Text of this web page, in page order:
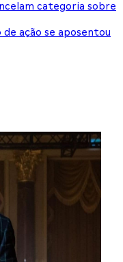
categoria sobre
ação se aposentou